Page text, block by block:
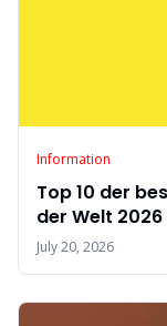
Information
Top 10 der
der Welt 2026
July 20, 2026